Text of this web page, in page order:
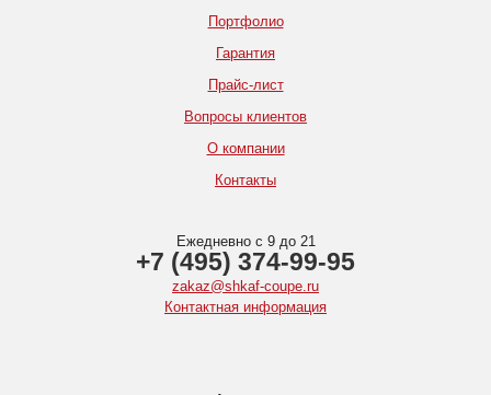
Портфолио
Гарантия
Прайс-лист
Вопросы клиентов
О компании
Контакты
Ежедневно с 9 до 21
+7 (495) 374-99-95
zakaz@shkaf-coupe.ru
Контактная информация